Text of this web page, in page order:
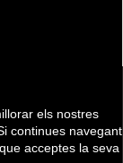
els nostres
continues navegant
acceptes la seva